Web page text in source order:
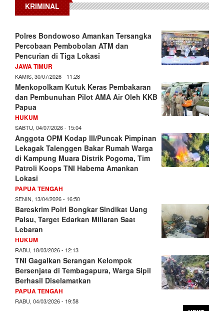
KRIMINAL
Polres Bondowoso Amankan Tersangka
Percobaan Pembobolan ATM dan
Pencurian di Tiga Lokasi
JAWA TIMUR
KAMIS, 30/07/2026 - 11:28
Menkopolkam Kutuk Keras Pembakaran
dan Pembunuhan Pilot AMA Air Oleh KKB
Papua
HUKUM
SABTU, 04/07/2026 - 15:04
Anggota OPM Kodap III/Puncak Pimpinan
Lekagak Talenggen Bakar Rumah Warga
di Kampung Muara Distrik Pogoma, Tim
Patroli Koops TNI Habema Amankan
Lokasi
PAPUA TENGAH
SENIN, 13/04/2026 - 16:50
Bareskrim Polri Bongkar Sindikat Uang
Palsu, Target Edarkan Miliaran Saat
Lebaran
HUKUM
RABU, 18/03/2026 - 12:13
TNI Gagalkan Serangan Kelompok
Bersenjata di Tembagapura, Warga Sipil
Berhasil Diselamatkan
PAPUA TENGAH
RABU, 04/03/2026 - 19:58